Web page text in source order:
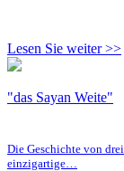
Lesen Sie weiter >>
"das Sayan Weite"
Die Geschichte von
einzigartige…